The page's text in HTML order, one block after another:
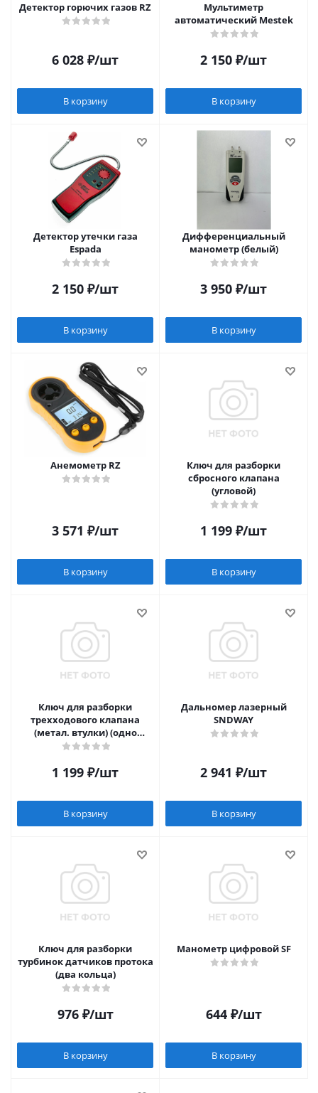
Детектор горючих газов RZ
6 028 ₽/шт
В корзину
Мультиметр
автоматический Mestek
2 150 ₽/шт
В корзину
Детектор утечки газа
Espada
2 150 ₽/шт
В корзину
Дифференциальный
манометр (белый)
3 950 ₽/шт
В корзину
Анемометр RZ
3 571 ₽/шт
В корзину
Ключ для разборки
сбросного клапана
(угловой)
1 199 ₽/шт
В корзину
Ключ для разборки
трехходового клапана
(метал. втулки) (одно
кольцо)
1 199 ₽/шт
В корзину
Дальномер лазерный
SNDWAY
2 941 ₽/шт
В корзину
Ключ для разборки
турбинок датчиков протока
(два кольца)
976₽/шт
В корзину
Манометр цифровой SF
644₽/шт
В корзину